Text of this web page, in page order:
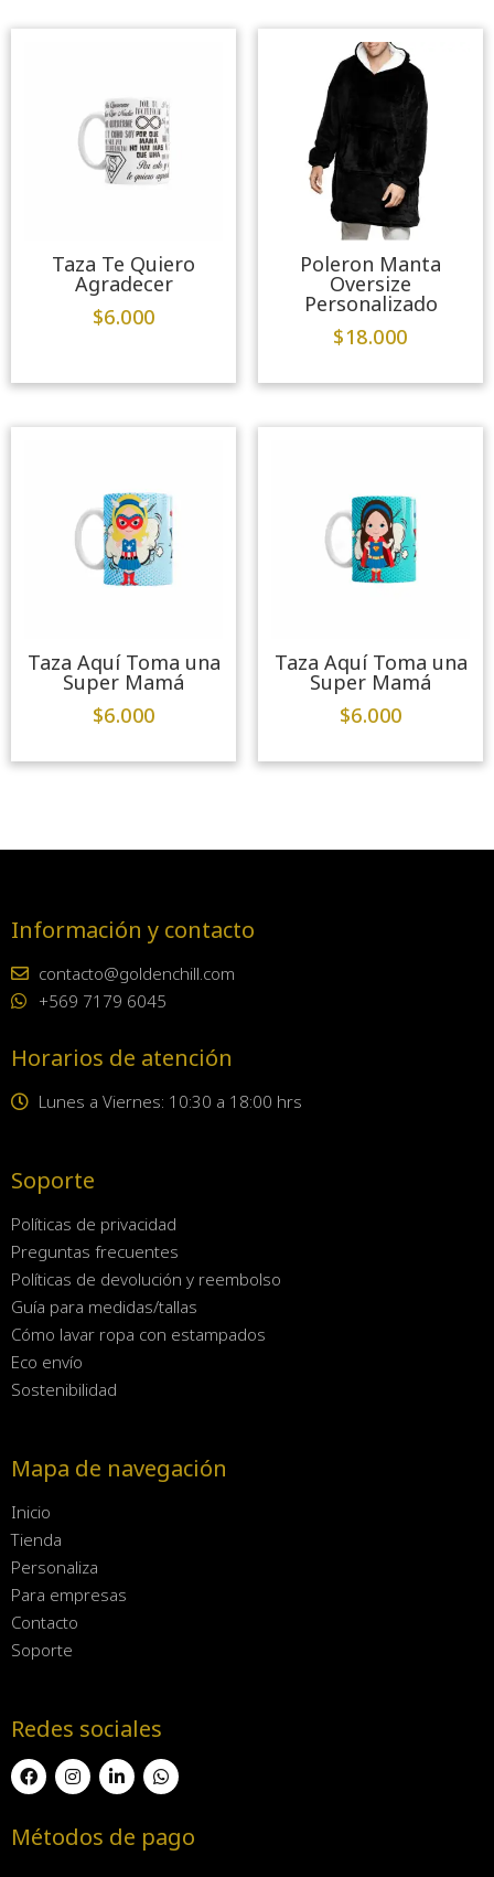
Taza Te Quiero
Agradecer
$6.000
Poleron Manta
Oversize
Personalizado
$18.000
Taza Aquí Toma una
Super Mamá
$6.000
Taza Aquí Toma una
Super Mamá
$6.000
Información y contacto
contacto@goldenchill.com
+569 7179 6045
Horarios de atención
Lunes a Viernes: 10:30 a 18:00 hrs
Soporte
Políticas de privacidad
Preguntas frecuentes
Políticas de devolución y reembolso
Guía para medidas/tallas
Cómo lavar ropa con estampados
Eco envío
Sostenibilidad
Mapa de navegación
Inicio
Tienda
Personaliza
Para empresas
Contacto
Soporte
Redes sociales
Métodos de pago